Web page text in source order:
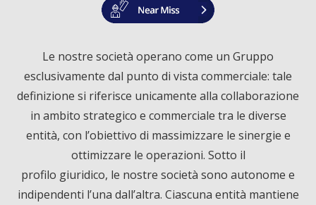
c
b
o
n
e
d
u
u
b
e
Le nostre società operano come un Gruppo
esclusivamente dal punto di vista commerciale: tale
definizione si riferisce unicamente alla collaborazione
in ambito strategico e commerciale tra le diverse
entità, con l’obiettivo di massimizzare le sinergie e
ottimizzare le operazioni. Sotto il
profilo giuridico, le nostre società sono autonome e
indipendenti l’una dall’altra. Ciascuna entità mantiene